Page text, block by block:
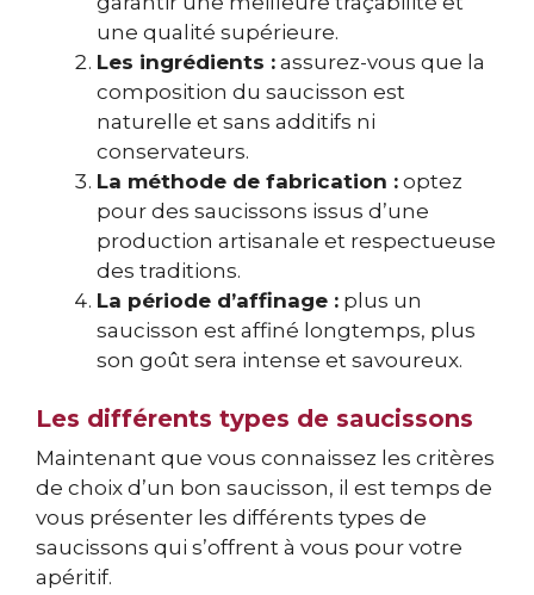
une qualité supérieure.
Les ingrédients : assurez-vous que la
composition du saucisson est
naturelle et sans additifs ni
conservateurs.
La méthode de fabrication : optez
pour des saucissons issus d’une
production artisanale et respectueuse
des traditions.
La période d’affinage : plus un
saucisson est affiné longtemps, plus
son goût sera intense et savoureux.
Les différents types de saucissons
Maintenant que vous connaissez les critères
de choix d’un bon saucisson, il est temps de
vous présenter les différents types de
saucissons qui s’offrent à vous pour votre
apéritif.